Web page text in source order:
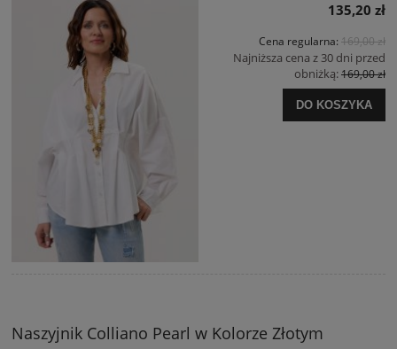
135,20 zł
Cena regularna: 169,00 zł
Najniższa cena z 30 dni przed
obniżką:169,00 zł
DO KOSZYKA
Naszyjnik Colliano Pearl w Kolorze Złotym